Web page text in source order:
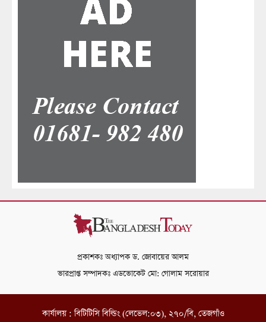
প্রকাশকঃ অধ্যাপক ড. জোবায়ের আলম
ভারপ্রাপ্ত সম্পাদকঃ এডভোকেট মো: গোলাম সরোয়ার
কার্যালয় : বিটিটিসি বিল্ডিং (লেভেল:০৩), ২৭০/বি, তেজগাঁও